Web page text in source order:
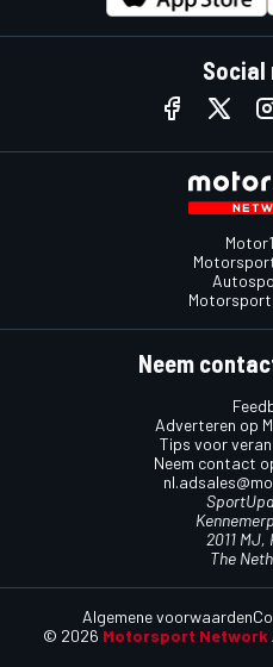
Social
Neem
Adverteren op
Tips voor
Neem contact
2011 MJ,
The
© 2026 Motorsport Network
Algemene voorwaarden